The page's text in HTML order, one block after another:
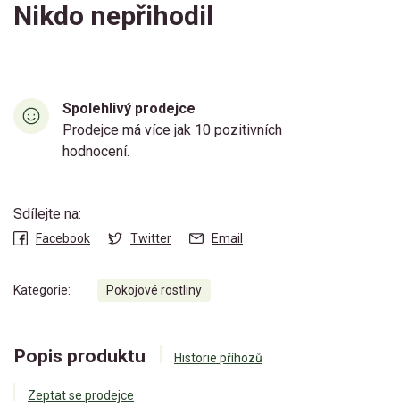
Nikdo nepřihodil
Spolehlivý prodejce
Prodejce má více jak 10 pozitivních
hodnocení.
Sdílejte na:
Facebook Twitter Email
Kategorie: Pokojové rostliny
Popis produktu Historie příhozů
Zeptat se prodejce